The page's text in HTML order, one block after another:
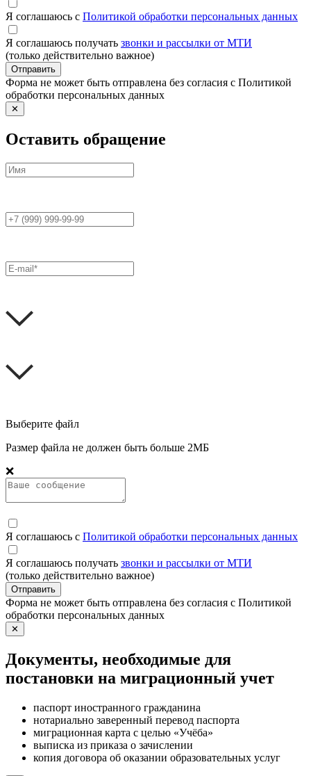
Я соглашаюсь с Политикой обработки персональных данных
Я соглашаюсь получать звонки и рассылки от МТИ
(только действительно важное)
Отправить
Форма не может быть отправлена без согласия с Политикой
обработки персональных данных
✕
Оставить обращение
Выберите файл
Размер файла не должен быть больше 2МБ
❌
Я соглашаюсь с Политикой обработки персональных данных
Я соглашаюсь получать звонки и рассылки от МТИ
(только действительно важное)
Отправить
Форма не может быть отправлена без согласия с Политикой
обработки персональных данных
✕
Документы, необходимые для
постановки на миграционный учет
паспорт иностранного гражданина
нотариально заверенный перевод паспорта
миграционная карта с целью «Учёба»
выписка из приказа о зачислении
копия договора об оказании образовательных услуг